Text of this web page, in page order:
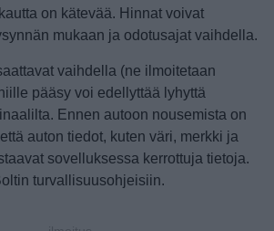
on kätevää. Hinnat voivat
mukaan ja odotusajat vaihdella.
vaihdella (ne ilmoitetaan
pääsy voi edellyttää lyhyttä
Ennen autoon nousemista on
auton tiedot, kuten väri, merkki ja
sovelluksessa kerrottuja tietoja.
turvallisuusohjeisiin.